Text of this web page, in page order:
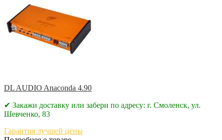
DL AUDIO Anaconda 4.90
✔ Закажи доставку или забери по адресу: г. Смоленск, ул.
Шевченко, 83
Гарантия лучшей цены